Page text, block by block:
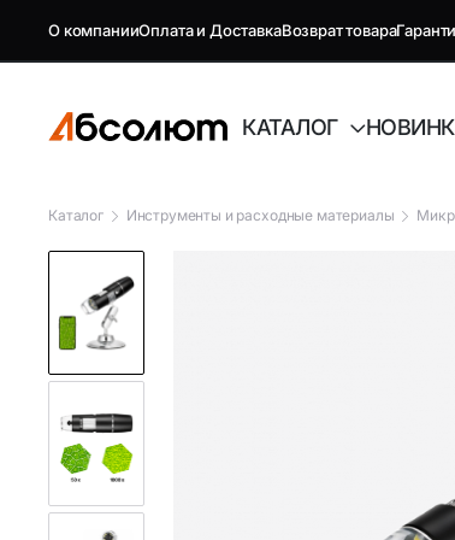
О компанииОплата и ДоставкаВозврат товара
КАТАЛОГ
GSM репитеры, антенны и
комплектующие
Комплектующие GSM
Антенны и усилители для ТВ
Каталог Инструменты и расходные материалы